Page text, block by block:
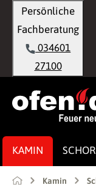
Zur
Persönliche
Fachberatung
034601
27100
KAMIN
Kamin